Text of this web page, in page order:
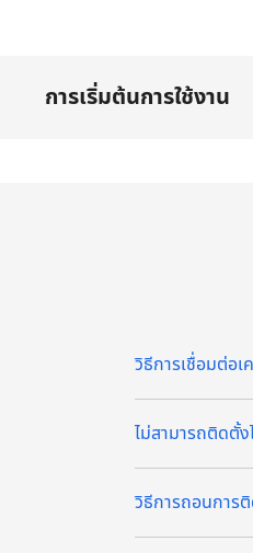
การเริ่มต้นการใช้งาน
วิธีการเชื่อมต่อ
ไม่สามารถติดตั้
วิธีการถอนการ